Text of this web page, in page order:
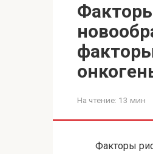
На чтение: 13 мин
Факторы